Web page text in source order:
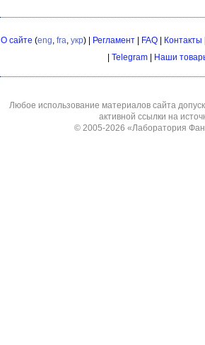
О сайте (eng, fra, укр) | Регламент| FAQ| Контакты
| Telegram | Наши
Любое использование материалов сайта
активной ссылки на
© 2005-2026 «Лаборатория